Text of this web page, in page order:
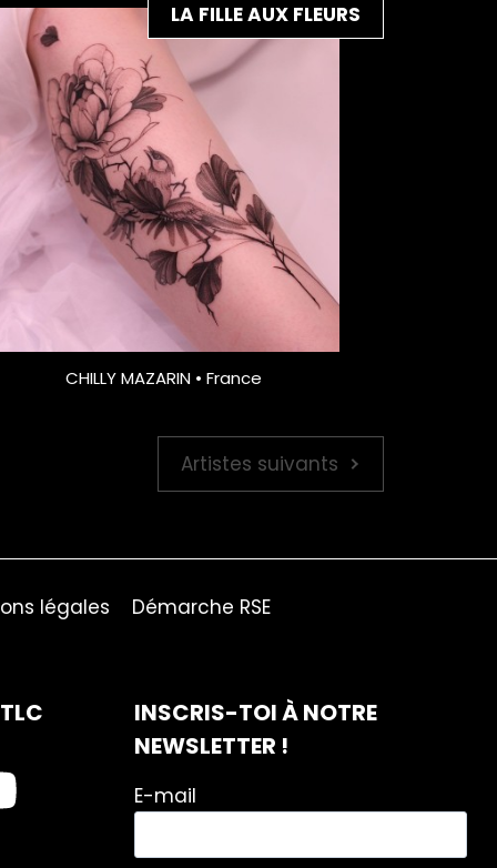
LA FILLE AUX FLEURS
CHILLY MAZARIN • France
Artistes suivants
légales Démarche RSE
INSCRIS-TOI À NOTRE
NEWSLETTER !
E-mail